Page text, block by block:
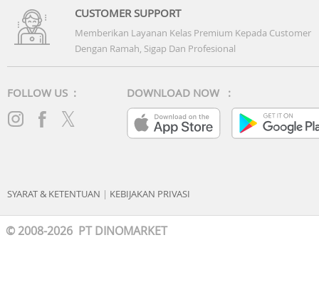
CUSTOMER SUPPORT
Memberikan Layanan Kelas Premium Kepada Customer
Dengan Ramah, Sigap Dan Profesional
FOLLOW US : DOWNLOAD NOW :
SYARAT & KETENTUAN | KEBIJAKAN PRIVASI
© 2008-2026 PT DINOMARKET